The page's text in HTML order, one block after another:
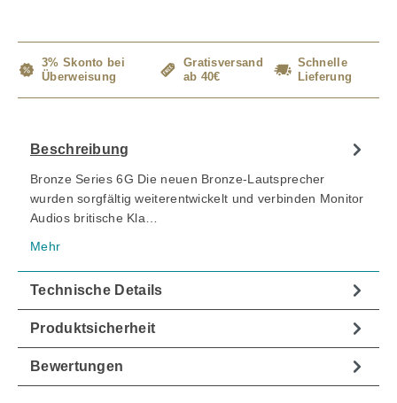
3% Skonto bei
Überweisung
Gratisversand
ab 40€
Schnelle
Lieferung
Beschreibung
Bronze Series 6G Die neuen Bronze-Lautsprecher
wurden sorgfältig weiterentwickelt und verbinden Monitor
Audios britische Kla…
Mehr
Technische Details
Produktsicherheit
Bewertungen